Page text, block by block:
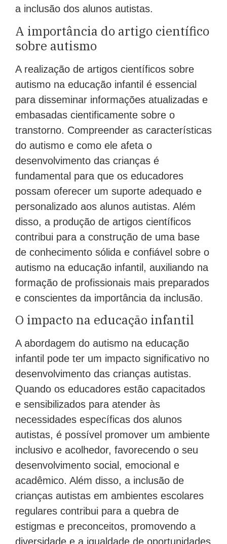
a inclusão dos alunos autistas.
A importância do artigo científico
sobre autismo
A realização de artigos científicos sobre
autismo na educação infantil é essencial
para disseminar informações atualizadas e
embasadas cientificamente sobre o
transtorno. Compreender as características
do autismo e como ele afeta o
desenvolvimento das crianças é
fundamental para que os educadores
possam oferecer um suporte adequado e
personalizado aos alunos autistas. Além
disso, a produção de artigos científicos
contribui para a construção de uma base
de conhecimento sólida e confiável sobre o
autismo na educação infantil, auxiliando na
formação de profissionais mais preparados
e conscientes da importância da inclusão.
O impacto na educação infantil
A abordagem do autismo na educação
infantil pode ter um impacto significativo no
desenvolvimento das crianças autistas.
Quando os educadores estão capacitados
e sensibilizados para atender às
necessidades específicas dos alunos
autistas, é possível promover um ambiente
inclusivo e acolhedor, favorecendo o seu
desenvolvimento social, emocional e
acadêmico. Além disso, a inclusão de
crianças autistas em ambientes escolares
regulares contribui para a quebra de
estigmas e preconceitos, promovendo a
diversidade e a igualdade de oportunidades